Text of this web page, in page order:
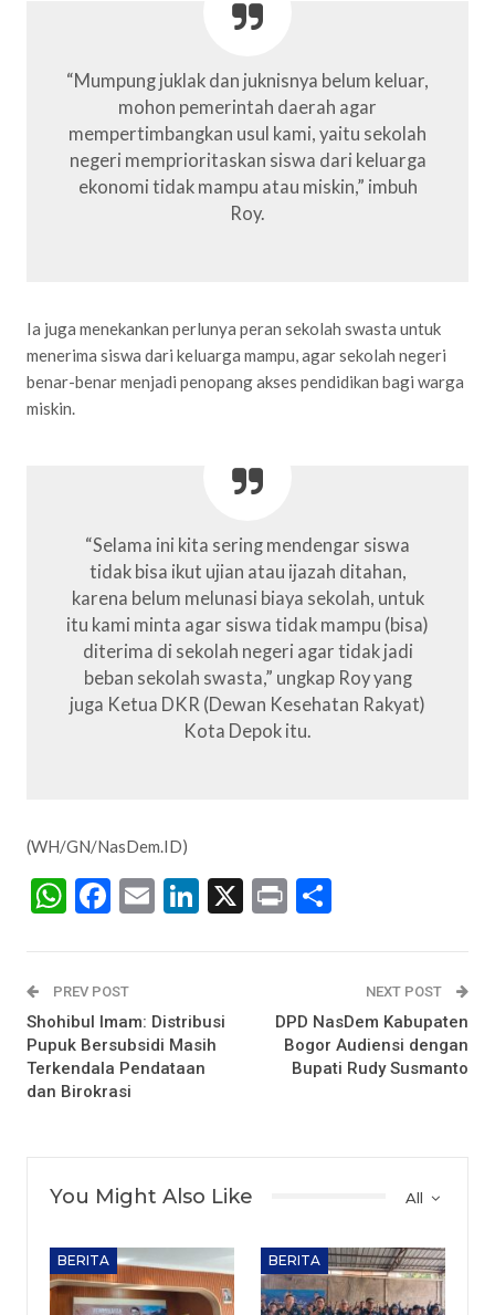
“Mumpung juklak dan juknisnya belum keluar,
mohon pemerintah daerah agar
mempertimbangkan usul kami, yaitu sekolah
negeri memprioritaskan siswa dari keluarga
ekonomi tidak mampu atau miskin,” imbuh
Roy.
Ia juga menekankan perlunya peran sekolah swasta untuk
menerima siswa dari keluarga mampu, agar sekolah negeri
benar-benar menjadi penopang akses pendidikan bagi warga
miskin.
“Selama ini kita sering mendengar siswa
tidak bisa ikut ujian atau ijazah ditahan,
karena belum melunasi biaya sekolah, untuk
itu kami minta agar siswa tidak mampu (bisa)
diterima di sekolah negeri agar tidak jadi
beban sekolah swasta,” ungkap Roy yang
juga Ketua DKR (Dewan Kesehatan Rakyat)
Kota Depok itu.
(WH/GN/NasDem.ID)
WhatsApp
Facebook
EmailLinkedIn
X Print
PREV POST
Shohibul Imam: Distribusi
Pupuk Bersubsidi Masih
Terkendala Pendataan
dan Birokrasi
NEXT POST
DPD NasDem Kabupaten
Bogor Audiensi dengan
Bupati Rudy Susmanto
All
You Might Also Like
BERITA BERITA